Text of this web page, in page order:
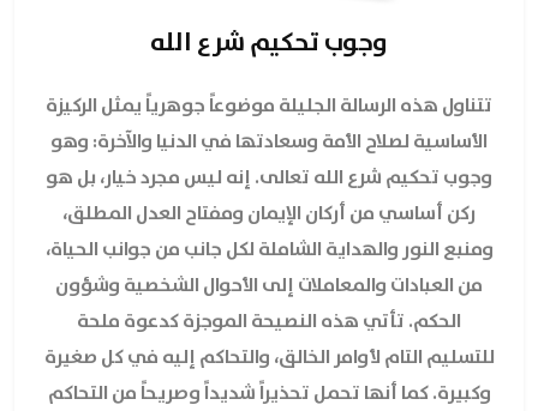
وجوب تحكيم شرع الله
تتناول هذه الرسالة الجليلة موضوعاً جوهرياً يمثل الركيزة
الأساسية لصلاح الأمة وسعادتها في الدنيا والآخرة: وهو
وجوب تحكيم شرع الله تعالى. إنه ليس مجرد خيار، بل هو
ركن أساسي من أركان الإيمان ومفتاح العدل المطلق،
ومنبع النور والهداية الشاملة لكل جانب من جوانب الحياة،
من العبادات والمعاملات إلى الأحوال الشخصية وشؤون
الحكم. تأتي هذه النصيحة الموجزة كدعوة ملحة
للتسليم التام لأوامر الخالق، والتحاكم إليه في كل صغيرة
وكبيرة. كما أنها تحمل تحذيراً شديداً وصريحاً من التحاكم